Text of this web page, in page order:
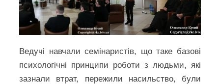
Ведучі навчали семінаристів, що таке базові
психологічні принципи роботи з людьми, які
зазнали втрат, пережили насильство, були